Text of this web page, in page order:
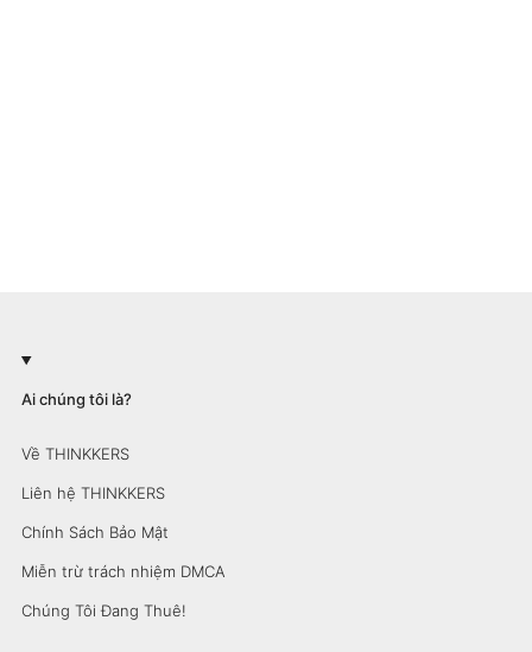
Ai chúng tôi là?
Về THINKKERS
Liên hệ THINKKERS
Chính Sách Bảo Mật
Miễn trừ trách nhiệm DMCA
Chúng Tôi Đang Thuê!